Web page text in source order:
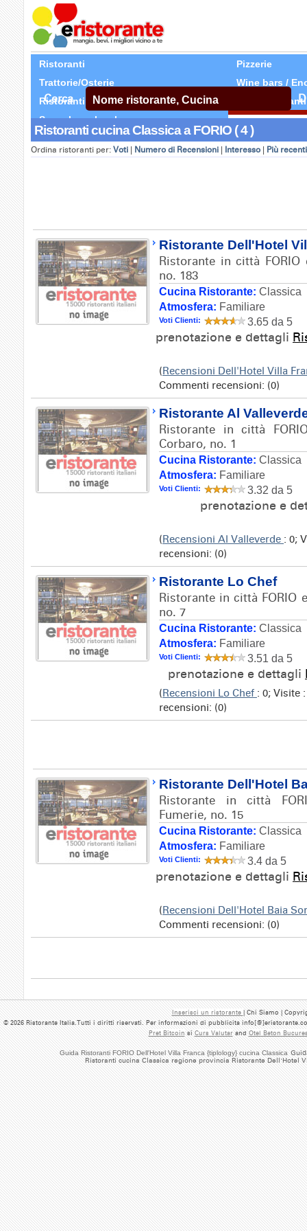
Guida Ristoranti FORIO Dell'Hotel Villa Franca {tiplology} cucina Classica
Ristoranti cucina Classica regione provincia Ristorante Dell'Hotel
Ristoranti
Pizzerie
Trattorie/Osterie
Wine bars /
Ristoranti Etnici
Tutti Ristoranti
Segnala un locale
Cerca
Ristoranti cucina Classica a FORIO ( 4 )
Ordina ristoranti per: Voti Numero di Recensioni Interesso Più recenti
Ristorante Dell'Hotel
Ristorante in città
no. 183
Cucina Ristorante: Classica
Atmosfera: Familiare
Voti Clienti: 3.65 da 5
prenotazione e dettagli
(Recensioni Dell'Hotel Villa
Commenti recensioni: (0)
Ristorante Al
Ristorante in città
Corbaro, no. 1
Cucina Ristorante: Classica
Atmosfera: Familiare
Voti Clienti: 3.32 da 5
prenotazione e
(Recensioni Al Valleverde : 0;
recensioni: (0)
Ristorante Lo Chef
Ristorante in città FORIO
no. 7
Cucina Ristorante: Classica
Atmosfera: Familiare
Voti Clienti: 3.51 da 5
prenotazione e dettagli
(Recensioni Lo Chef : 0; Visite
recensioni: (0)
Ristorante Dell'Hotel
Ristorante in città
Fumerie, no. 15
Cucina Ristorante: Classica
Atmosfera: Familiare
Voti Clienti: 3.4 da 5
prenotazione e dettagli
(Recensioni Dell'Hotel Baia
Commenti recensioni: (0)
Inserisci un ristorante | Chi Siamo |
© 2026 Ristorante Italia.Tutti i diritti riservati. Per informazioni di pubblicita
Pret BitcoinsiCurs ValutarandOtel Beton